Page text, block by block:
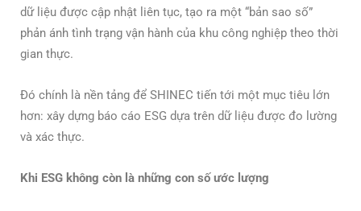
dữ liệu được cập nhật liên tục, tạo ra một “bản sao số”
phản ánh tình trạng vận hành của khu công nghiệp theo thời
gian thực.
Đó chính là nền tảng để SHINEC tiến tới một mục tiêu lớn
hơn: xây dựng báo cáo ESG dựa trên dữ liệu được đo lường
và xác thực.
Khi ESG không còn là những con số ước lượng